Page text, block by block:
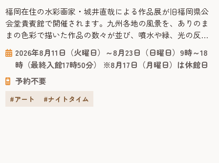
福岡在住の水彩画家・城井直哉による作品展が旧福岡県公
会堂貴賓館で開催されます。九州各地の風景を、ありのま
まの色彩で描いた作品の数々が並び、噴水や緑、光の反射
まで丁寧に再現された絵からは、その土地の空気が感じら
れます。 今回の会場となる「旧福岡県公会堂貴賓館」は、
1910年、九州沖縄八県連合共進会の迎賓館として建てら
れ、明治43年には皇族の宿泊所としても使われた歴史ある
建物です。急勾配の屋根や...
2026年8月11日（火曜日）～8月23日（日曜日）9時～18
時（最終入館17時50分） ※8月17日（月曜日）は休館日
予約不要
#アート #ナイトタイム